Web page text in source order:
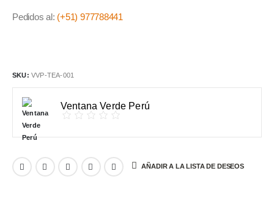
Pedidos al: (+51) 977788441
SKU: VVP-TEA-001
Ventana Verde Perú
AÑADIR A LA LISTA DE DESEOS